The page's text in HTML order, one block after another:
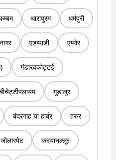
धारापुरम धर्मपुरी
एडप्पाडी एग्मोर
गंडारवकोट्टई
गुडालुर
बंदरगाह या हार्बर हरुर
जोलारपेट कदयानल्लूर